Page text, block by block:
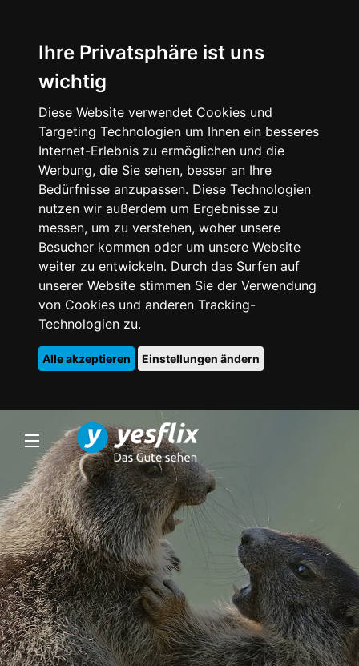
Ihre Privatsphäre ist uns
wichtig
Diese Website verwendet Cookies und
Targeting Technologien um Ihnen ein besseres
Internet-Erlebnis zu ermöglichen und die
Werbung, die Sie sehen, besser an Ihre
Bedürfnisse anzupassen. Diese Technologien
nutzen wir außerdem um Ergebnisse zu
messen, um zu verstehen, woher unsere
Besucher kommen oder um unsere Website
weiter zu entwickeln. Durch das Surfen auf
unserer Website stimmen Sie der Verwendung
von Cookies und anderen Tracking-
Technologien zu.
Alle akzeptieren Einstellungen ändern